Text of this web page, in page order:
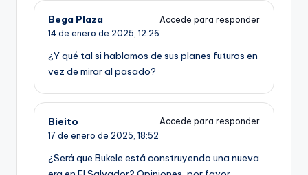
Bega Plaza
Accede para responder
14 de enero de 2025, 12:26
¿Y qué tal si hablamos de sus planes futuros en
vez de mirar al pasado?
Bieito
Accede para responder
17 de enero de 2025, 18:52
¿Será que Bukele está construyendo una nueva